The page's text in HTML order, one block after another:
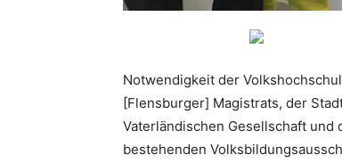
Notwendigkeit der
[Flensburger] Magistrats, der
Vaterländischen Gesellschaft
bestehenden